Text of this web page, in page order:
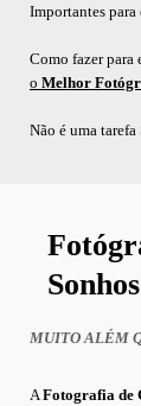
Importantes para
Como fazer para
o Melhor
Não é uma
MUITO ALÉM
A Fotografia de